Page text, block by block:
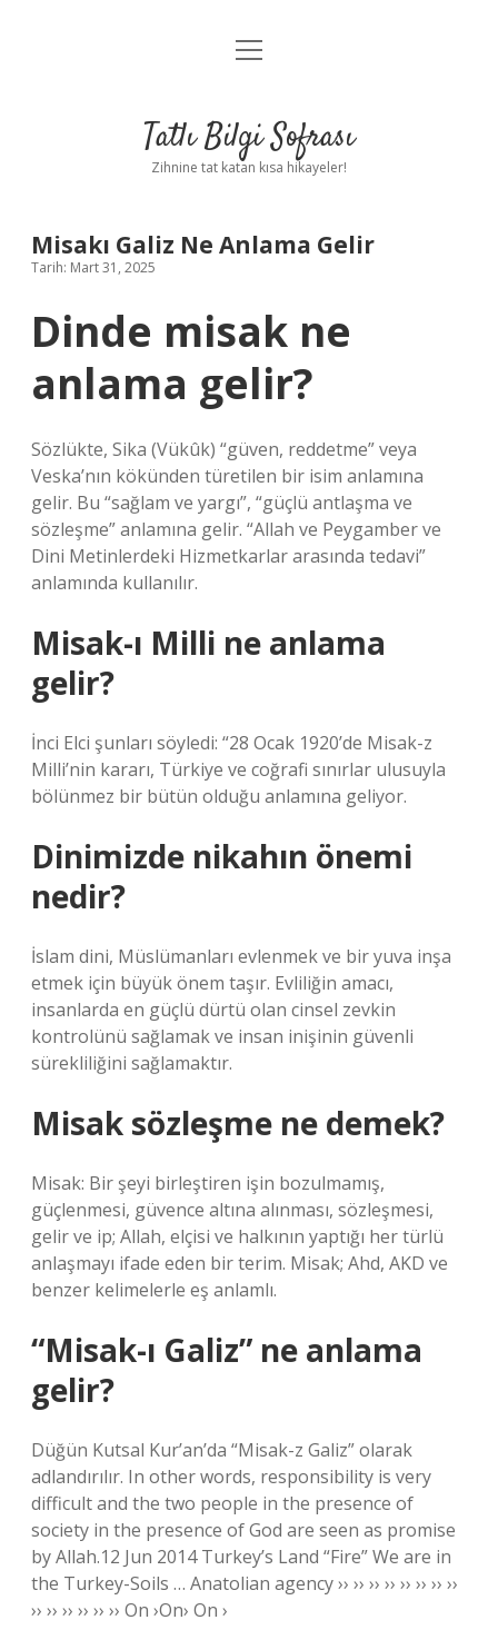
Anasayfa
Yasal Uyarı
menüyü
Tatlı Bilgi Sofrası
Zihnine tat katan kısa hikayeler!
Misakı Galiz Ne Anlama Gelir
Tarih: Mart 31, 2025
Dinde misak ne
anlama gelir?
Sözlükte, Sika (Vükûk) “güven, reddetme” veya
Veska’nın kökünden türetilen bir isim anlamına
gelir. Bu “sağlam ve yargı”, “güçlü antlaşma ve
sözleşme” anlamına gelir. “Allah ve Peygamber ve
Dini Metinlerdeki Hizmetkarlar arasında tedavi”
anlamında kullanılır.
Misak-ı Milli ne anlama
gelir?
İnci Elci şunları söyledi: “28 Ocak 1920’de Misak-z
Milli’nin kararı, Türkiye ve coğrafi sınırlar ulusuyla
bölünmez bir bütün olduğu anlamına geliyor.
Dinimizde nikahın önemi
nedir?
İslam dini, Müslümanları evlenmek ve bir yuva inşa
etmek için büyük önem taşır. Evliliğin amacı,
insanlarda en güçlü dürtü olan cinsel zevkin
kontrolünü sağlamak ve insan inişinin güvenli
sürekliliğini sağlamaktır.
Misak sözleşme ne demek?
Misak: Bir şeyi birleştiren işin bozulmamış,
güçlenmesi, güvence altına alınması, sözleşmesi,
gelir ve ip; Allah, elçisi ve halkının yaptığı her türlü
anlaşmayı ifade eden bir terim. Misak; Ahd, AKD ve
benzer kelimelerle eş anlamlı.
“Misak-ı Galiz” ne anlama
gelir?
Düğün Kutsal Kur’an’da “Misak-z Galiz” olarak
adlandırılır. In other words, responsibility is very
difficult and the two people in the presence of
society in the presence of God are seen as promise
by Allah.12 Jun 2014 Turkey’s Land “Fire” We are in
the Turkey-Soils … Anatolian agency ›› ›› ›› ›› ›› ›› ›› ››
›› ›› ›› ›› ›› ›› On ›On› On ›